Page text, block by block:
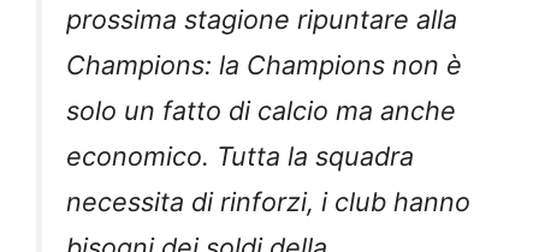
prossima stagione ripuntare alla
Champions: la Champions non è
solo un fatto di calcio ma anche
economico. Tutta la squadra
necessita di rinforzi, i club hanno